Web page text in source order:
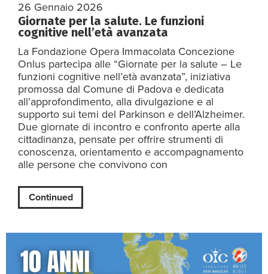
26 Gennaio 2026
Giornate per la salute. Le funzioni
cognitive nell’età avanzata
La Fondazione Opera Immacolata Concezione
Onlus partecipa alle “Giornate per la salute – Le
funzioni cognitive nell’età avanzata”, iniziativa
promossa dal Comune di Padova e dedicata
all’approfondimento, alla divulgazione e al
supporto sui temi del Parkinson e dell’Alzheimer.
Due giornate di incontro e confronto aperte alla
cittadinanza, pensate per offrire strumenti di
conoscenza, orientamento e accompagnamento
alle persone che convivono con
Continued